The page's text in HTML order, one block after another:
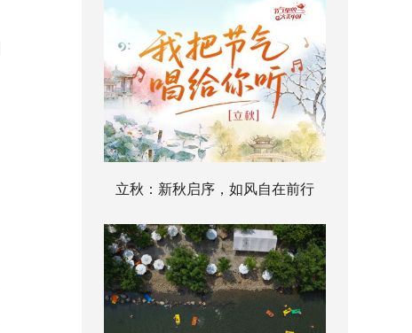
立秋：新秋启序，如风自在前行